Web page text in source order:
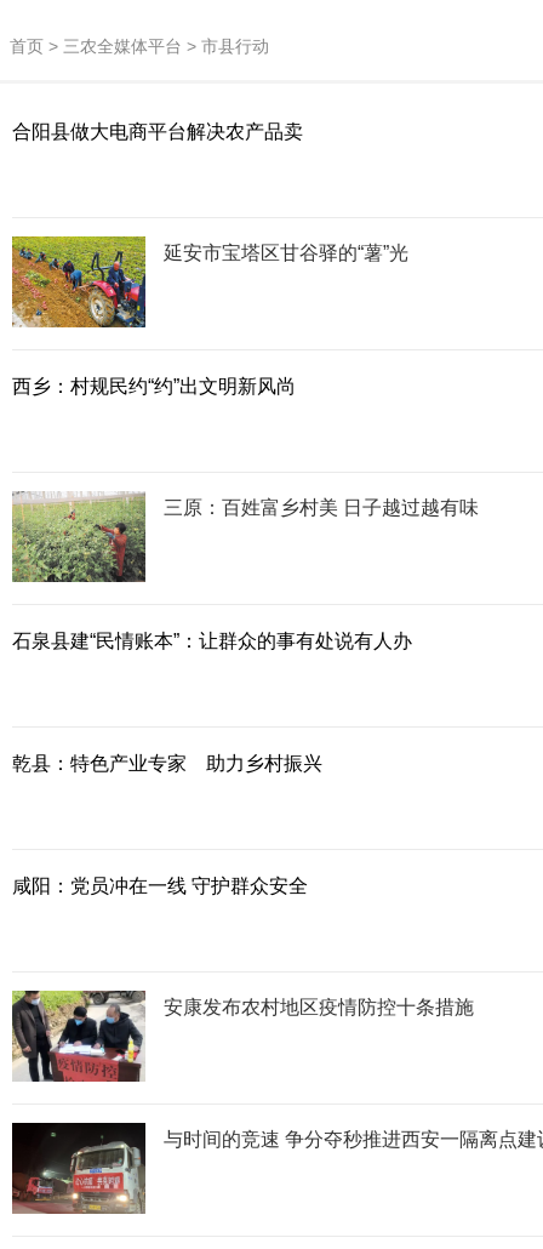
首页 > 三农全媒体平台 > 市县行动
合阳县做大电商平台解决农产品卖
延安市宝塔区甘谷驿的“薯”光
西乡：村规民约“约”出文明新风尚
三原：百姓富乡村美 日子越过越有味
石泉县建“民情账本”：让群众的事有处说有人办
乾县：特色产业专家 助力乡村振兴
咸阳：党员冲在一线 守护群众安全
安康发布农村地区疫情防控十条措施
与时间的竞速 争分夺秒推进西安一隔离点建